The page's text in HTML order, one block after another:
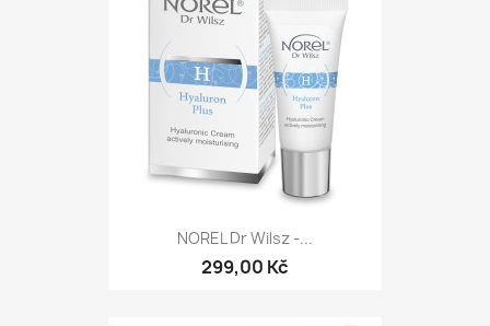
NOREL Dr Wilsz -...
299,00 Kč